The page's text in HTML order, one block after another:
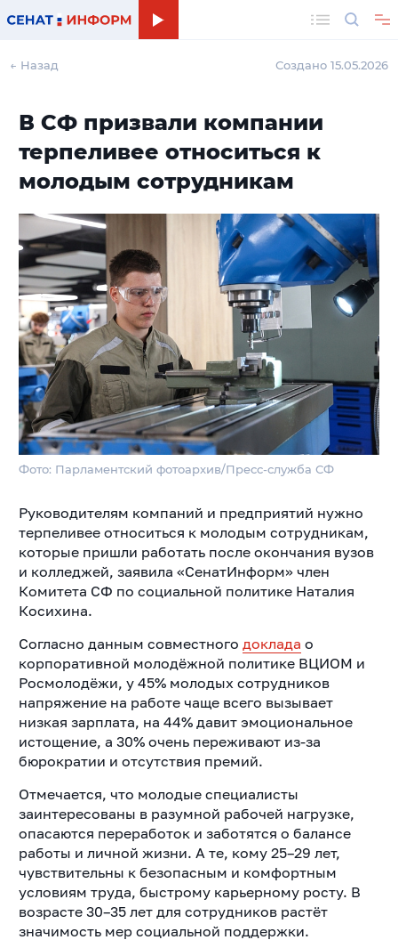
← Назад Создано 15.05.2026
В СФ призвали компании
терпеливее относиться к
молодым сотрудникам
Фото: Парламентский фотоархив/Пресс-служба СФ
Руководителям компаний и предприятий нужно
терпеливее относиться к молодым сотрудникам,
которые пришли работать после окончания вузов
и колледжей, заявила «СенатИнформ» член
Комитета СФ по социальной политике Наталия
Косихина.
Согласно данным совместного доклада о
корпоративной молодёжной политике ВЦИОМ и
Росмолодёжи, у 45% молодых сотрудников
напряжение на работе чаще всего вызывает
низкая зарплата, на 44% давит эмоциональное
истощение, а 30% очень переживают из-за
бюрократии и отсутствия премий.
Отмечается, что молодые специалисты
заинтересованы в разумной рабочей нагрузке,
опасаются переработок и заботятся о балансе
работы и личной жизни. А те, кому 25–29 лет,
чувствительны к безопасным и комфортным
условиям труда, быстрому карьерному росту. В
возрасте 30–35 лет для сотрудников растёт
значимость мер социальной поддержки.